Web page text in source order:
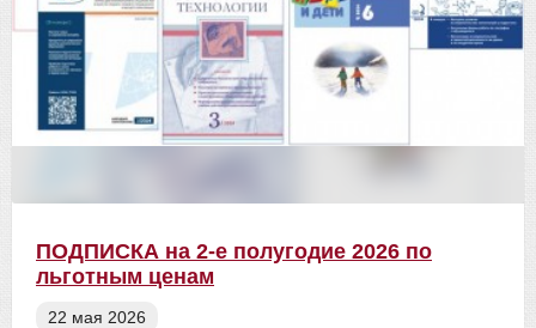
ПОДПИСКА на 2-е полугодие 2026 по
льготным ценам
22 мая 2026